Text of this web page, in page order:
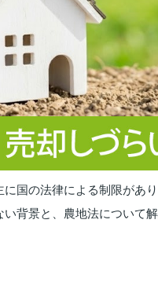
国の法律による制限があり
背景と、農地法について解